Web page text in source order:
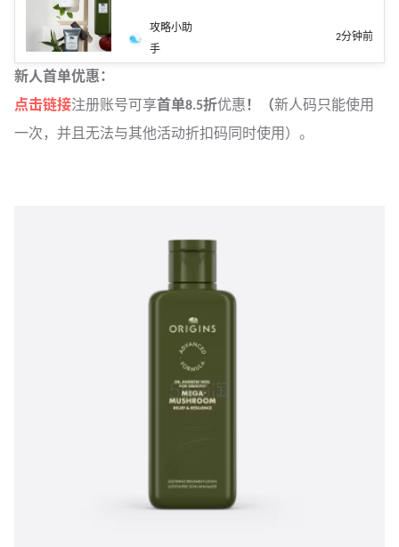
攻略小助
手
2分钟前
新人首单优惠：
点击链接注册账号可享首单8.5折优惠！（新人码只能使用
一次，并且无法与其他活动折扣码同时使用）。